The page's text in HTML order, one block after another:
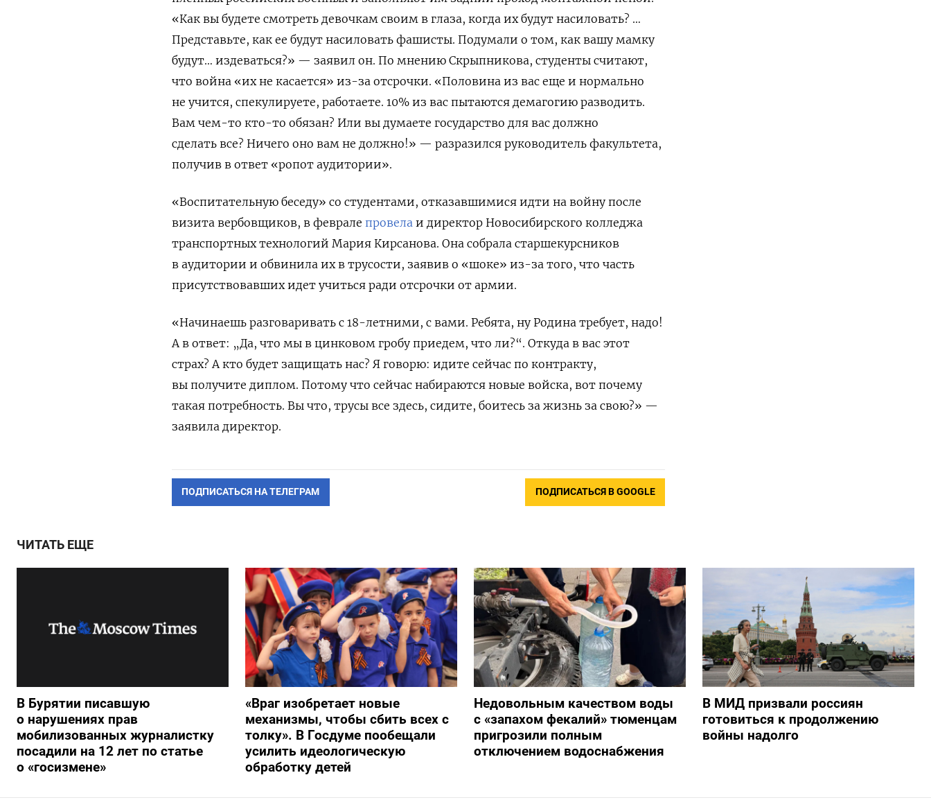
«Как вы будете смотреть девочкам своим в глаза, когда их будут насиловать? …
Представьте, как ее будут насиловать фашисты. Подумали о том, как вашу мамку
будут… издеваться?» — заявил он. По мнению Скрыпникова, студенты считают,
что война «ихне касается» из-за отсрочки. «Половина из вас еще и нормально
не учится, спекулируете, работаете. 10% из вас пытаются демагогию разводить.
Вам чем-то кто-то обязан? Или вы думаете государство для вас должно
сделать все? Ничего оно вам не должно!» — разразился руководитель факультета,
получив в ответ «ропот аудитории».
«Воспитательную беседу» со студентами, отказавшимися идти на войну после
визита вербовщиков, в феврале провела и директор Новосибирского колледжа
транспортных технологий Мария Кирсанова. Она собрала старшекурсников
в аудитории и обвинила их в трусости, заявив о «шоке» из-за того, что часть
присутствовавших идет учиться ради отсрочки от армии.
«Начинаешь разговаривать с 18-летними, с вами. Ребята, ну Родина требует, надо!
А в ответ: „Да, что мы в цинковом гробу приедем, что ли?“. Откуда в вас этот
страх? А кто будет защищать нас? Я говорю: идите сейчас по контракту,
вы получите диплом. Потому что сейчас набираются новые войска, вот почему
такая потребность. Вы что, трусы все здесь, сидите, боитесь за жизнь за свою?» —
заявила директор.
ПОДПИСАТЬСЯ НА ТЕЛЕГРАМ ПОДПИСАТЬСЯ В GOOGLE
ЧИТАТЬ ЕЩЕ
В Бурятии писавшую
о нарушениях прав
мобилизованных журналистку
посадили на 12 лет по статье
о «госизмене»
«Враг изобретает новые
механизмы, чтобы сбить всех с
толку». В Госдуме пообещали
усилить идеологическую
обработку детей
Недовольным качеством воды
с «запахом фекалий» тюменцам
пригрозили полным
отключением водоснабжения
В МИД призвали россиян
готовиться к продолжению
войны надолго